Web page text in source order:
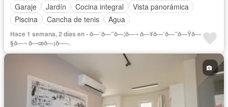
Garaje
Jardín Cocina integral
Vista panorámica
Piscina
Cancha de tenis Agua
Hace 1 semana, 2 días en - ð—˜ð—”ð—¦ð—¬ ð—¥ð—˜ð—”ð—Ÿð—
§ð—¬ ð—œð—¡ð—–.